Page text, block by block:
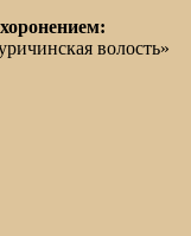
волость»